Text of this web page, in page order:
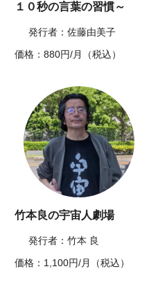
１０秒の言葉の習慣～
発行者：佐藤由美子
価格：880円/月（税込）
竹本良の宇宙人劇場
発行者：竹本 良
価格：1,100円/月（税込）